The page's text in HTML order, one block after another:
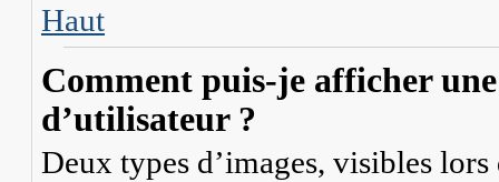
Haut
Comment puis-je afficher
d’utilisateur ?
Deux types d’images, visibles